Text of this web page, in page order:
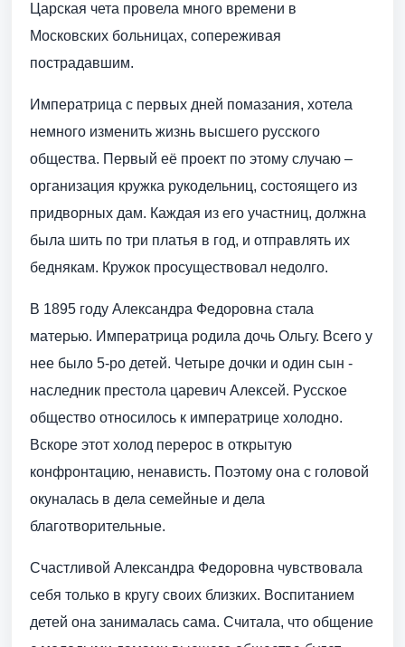
Царская чета провела много времени в
Московских больницах, сопереживая
пострадавшим.
Императрица с первых дней помазания, хотела
немного изменить жизнь высшего русского
общества. Первый её проект по этому случаю –
организация кружка рукодельниц, состоящего из
придворных дам. Каждая из его участниц, должна
была шить по три платья в год, и отправлять их
беднякам. Кружок просуществовал недолго.
В 1895 году Александра Федоровна стала
матерью. Императрица родила дочь Ольгу. Всего у
нее было 5-ро детей. Четыре дочки и один сын -
наследник престола царевич Алексей. Русское
общество относилось к императрице холодно.
Вскоре этот холод перерос в открытую
конфронтацию, ненависть. Поэтому она с головой
окуналась в дела семейные и дела
благотворительные.
Счастливой Александра Федоровна чувствовала
себя только в кругу своих близких. Воспитанием
детей она занималась сама. Считала, что общение